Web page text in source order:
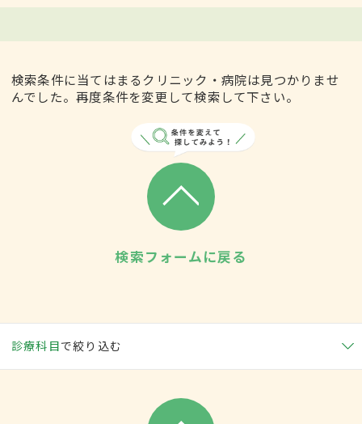
検索条件に当てはまるクリニック・病院は見つかりませ
んでした。再度条件を変更して検索して下さい。
検索フォームに戻る
診療科目で絞り込む